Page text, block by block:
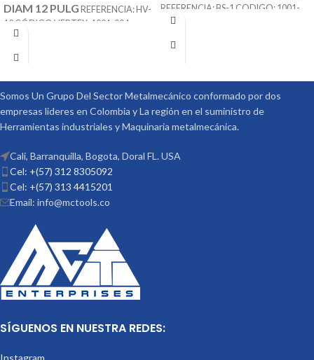
DIAM 12 PULG REFERENCIA: HV-
12 CÓDIGO VERTEX: 1001-004
OPCIONALES:
REFERENCIA: BS-1 CODIGO: 1001-
051 MARCA: VERTEX
Incluye Contra Punta, Discos
que no esta incluido en el
Precio
Somos Un Grupo Del Sector Metalmecánico conformado por dos
empresas lideres en Colombia y La región en el suministro de
Herramientas industriales y Maquinaria metalmecánica.
Cali, Barranquilla, Bogota, Doral FL. USA
Cel: +(57) 312 8305092
Cel: +(57) 313 4415201
Email: info@mctools.co
SÍGUENOS EN NUESTRA REDES: